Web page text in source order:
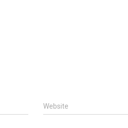
Website